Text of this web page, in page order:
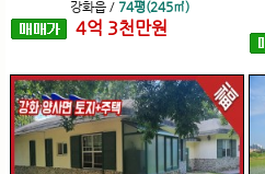
강화읍 / 74평(245㎡)
4억 3천만원